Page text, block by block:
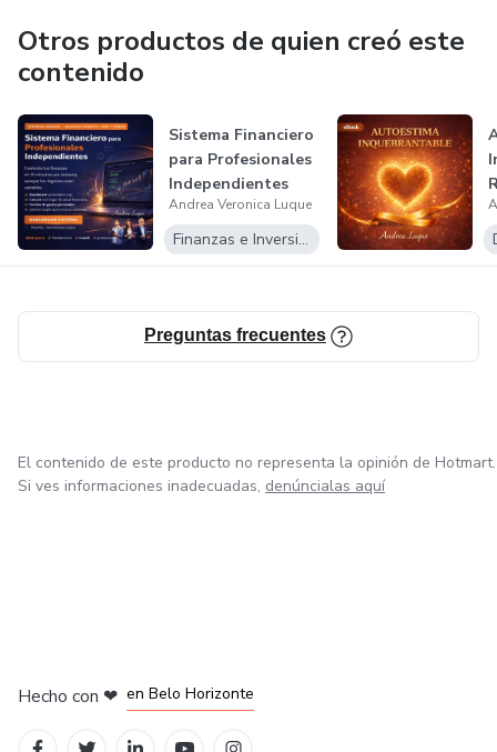
Otros productos de quien creó este
contenido
Sistema Financiero
para Profesionales
Independientes
Andrea Veronica Luque
Finanzas e Inversiones
Preguntas frecuentes
El contenido de este producto no representa la opinión de Hotmart.
Si ves informaciones inadecuadas, denúncialas aquí
Hecho con ❤ en Belo Horizonte